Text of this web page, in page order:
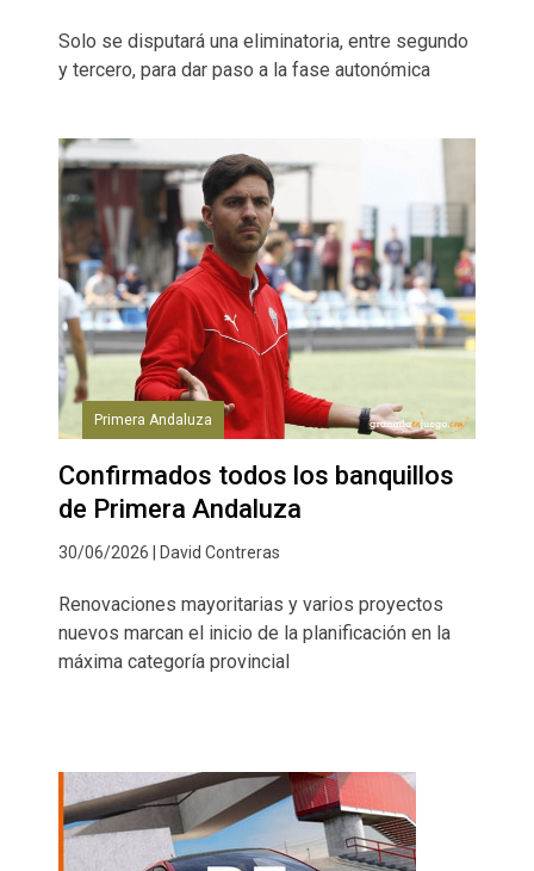
Solo se disputará una eliminatoria, entre segundo
y tercero, para dar paso a la fase autonómica
Primera Andaluza
Confirmados todos los banquillos
de Primera Andaluza
30/06/2026 | David Contreras
Renovaciones mayoritarias y varios proyectos
nuevos marcan el inicio de la planificación en la
máxima categoría provincial